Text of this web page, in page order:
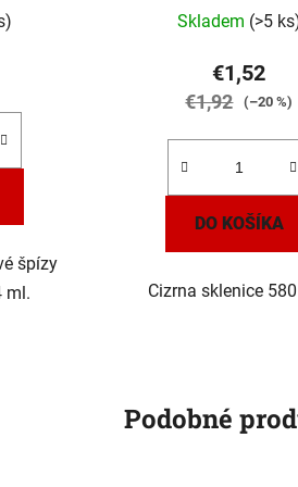
špízy
ml.
Skladem (>5
€1,52
€1,92 (–20 %)
DO KOŠÍKA
Cizrna sklenice
Podobné